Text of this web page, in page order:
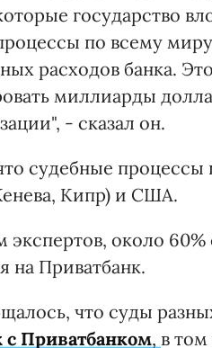
государство
по всему
расходов банка.
миллиарды
- сказал он.
судебные процессы
Кипр) и США.
экспертов, около
на Приватбанк.
что суды
с Приватбанком, в